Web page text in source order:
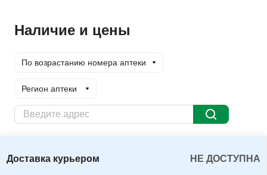
Наличие и цены
По возрастанию номера аптеки
Регион аптеки
Доставка курьером Заказать
Доставка курьером НЕ ДОСТУПНА